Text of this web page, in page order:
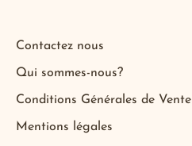
Contactez nous
Qui sommes-nous?
Conditions Générales de Vente
Mentions légales